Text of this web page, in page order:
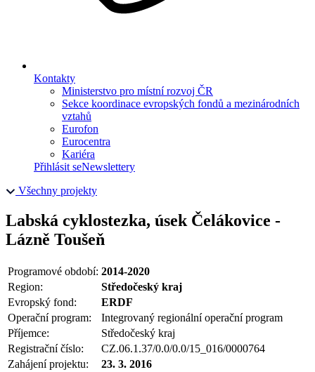
Kontakty
Ministerstvo pro místní rozvoj ČR
Sekce koordinace evropských fondů a mezinárodních
vztahů
Eurofon
Eurocentra
Kariéra
Přihlásit seNewslettery
Všechny projekty
Labská cyklostezka, úsek Čelákovice -
Lázně Toušeň
Programové období: 2014-2020
Region:
Středočeský kraj
Evropský fond:
ERDF
Operační program:
Integrovaný regionální operační program
Příjemce:
Středočeský kraj
Registrační číslo:
CZ.06.1.37/0.0/0.0/15_016/0000764
Zahájení projektu:
23. 3. 2016